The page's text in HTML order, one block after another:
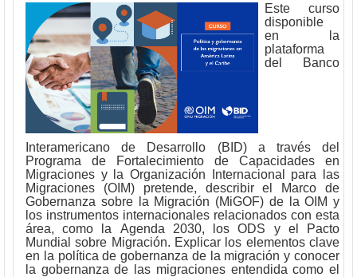
Este curso
disponible
en la
plataforma
del Banco
Interamericano de Desarrollo (BID) a través del
Programa de Fortalecimiento de Capacidades en
Migraciones y la Organización Internacional para las
Migraciones (OIM) pretende, describir el Marco de
Gobernanza sobre la Migración (MiGOF) de la OIM y
los instrumentos internacionales relacionados con esta
área, como la Agenda 2030, los ODS y el Pacto
Mundial sobre Migración. Explicar los elementos clave
en la política de gobernanza de la migración y conocer
la gobernanza de las migraciones entendida como el